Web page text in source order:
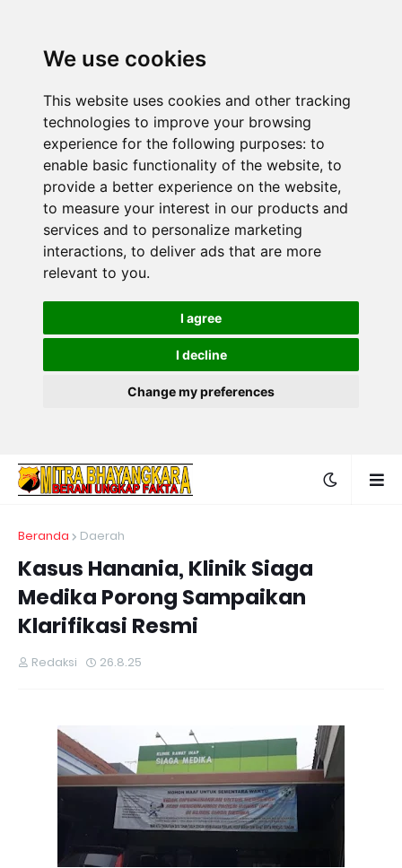
We use cookies
This website uses cookies and other tracking
technologies to improve your browsing
experience for the following purposes: to
enable basic functionality of the website, to
provide a better experience on the website,
to measure your interest in our products and
services and to personalize marketing
interactions, to deliver ads that are more
relevant to you.
I agree
I decline
Change my preferences
Beranda Daerah
Kasus Hanania, Klinik Siaga
Medika Porong Sampaikan
Klarifikasi Resmi
Redaksi 26.8.25